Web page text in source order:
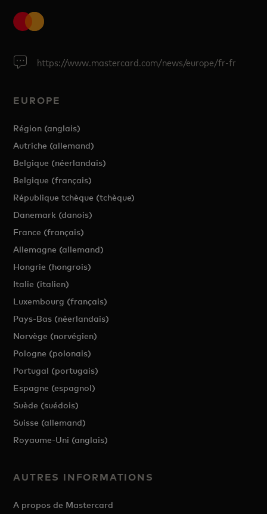
https://www.mastercard.com/news/europe/fr-fr
EUROPE
Région (anglais)
Autriche (allemand)
Belgique (néerlandais)
Belgique (français)
République tchèque (tchèque)
Danemark (danois)
France (français)
Allemagne (allemand)
Hongrie (hongrois)
Italie (italien)
Luxembourg (français)
Pays-Bas (néerlandais)
Norvège (norvégien)
Pologne (polonais)
Portugal (portugais)
Espagne (espagnol)
Suède (suédois)
Suisse (allemand)
Royaume-Uni (anglais)
AUTRES INFORMATIONS
A propos de Mastercard